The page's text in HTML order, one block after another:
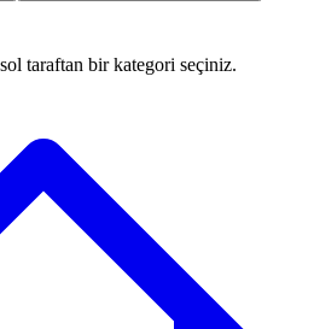
taraftan bir kategori seçiniz.